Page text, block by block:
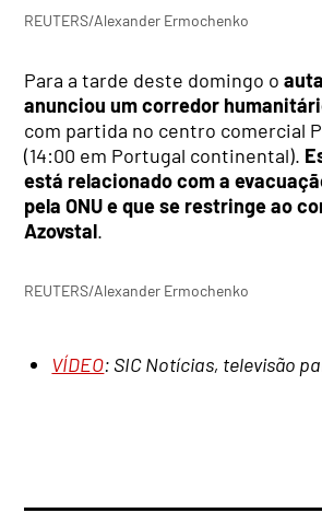
REUTERS/Alexander Ermochenko
Para a tarde deste domingo o
anunciou um corredor
com partida no centro comercial
(14:00 em Portugal continental).
está relacionado com a
pela ONU e que se restringe ao
Azovstal.
REUTERS/Alexander Ermochenko
VÍDEO: SIC Notícias, televisão